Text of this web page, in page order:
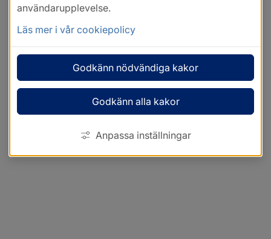
användarupplevelse.
Läs mer i vår cookiepolicy
Godkänn nödvändiga kakor
Godkänn alla kakor
Anpassa inställningar